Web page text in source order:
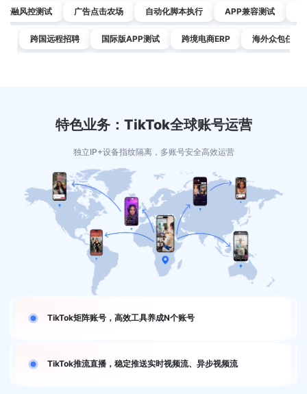
融风控测试 广告点击农场 自动化脚本执行 APP兼容测试
跨国远程招聘 国际版APP测试 跨境电商ERP 海外众包任务
特色业务：TikTok全球账号运营
独立IP+设备指纹隔离，多账号安全高效运营
TikTok矩阵账号，高效工具养成N个账号
TikTok推流直播，稳定推送实时视频流、异步视频流